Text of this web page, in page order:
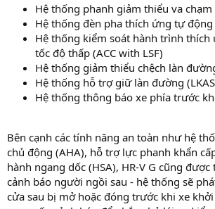
Hệ thống phanh giảm thiểu va chạm
Hệ thống đèn pha thích ứng tự động
Hệ thống kiểm soát hành trình thích
tốc độ thấp (ACC with LSF)
Hệ thống giảm thiểu chệch làn
Hệ thống hỗ trợ giữ làn đường
Hệ thống thông báo xe phía trước
Bên cạnh các tính năng an toàn như hệ
chủ động (AHA), hỗ trợ lực phanh khẩn
hành ngang dốc (HSA), HR-V G cũng
cảnh báo người ngồi sau - hệ thống sẽ
cửa sau bị mở hoặc đóng trước khi xe